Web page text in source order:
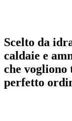
Scelto da
caldaie e
che vogliono
perfetto